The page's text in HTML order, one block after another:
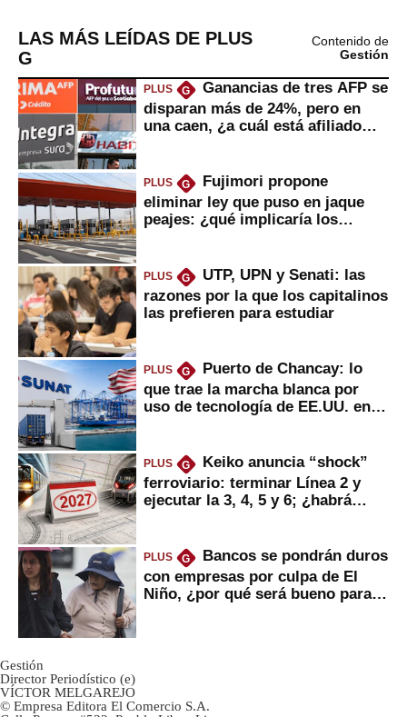
LAS MÁS LEÍDAS DE PLUS
G
Contenido de
Gestión
PLUS G
Ganancias de tres AFP se
disparan más de 24%, pero en
una caen, ¿a cuál está afiliado
PLUS G
Fujimori propone
eliminar ley que puso en jaque
peajes: ¿qué implicaría los
PLUS G
UTP, UPN y Senati: las
razones por la que los capitalinos
las prefieren para estudiar
PLUS G
Puerto de Chancay: lo
que trae la marcha blanca por
uso de tecnología de EE.UU. en
PLUS G
Keiko anuncia “shock”
ferroviario: terminar Línea 2 y
ejecutar la 3, 4, 5 y 6; ¿habrá
PLUS G
Bancos se pondrán duros
con empresas por culpa de El
Niño, ¿por qué será bueno para
Gestión
Director Periodístico (e)
VÍCTOR MELGAREJO
© Empresa Editora El Comercio S.A.